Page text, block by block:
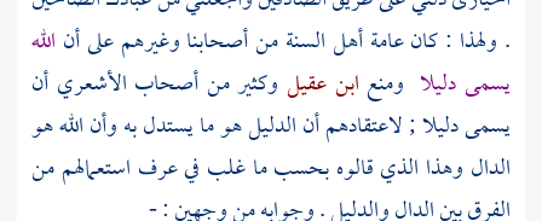
. ولهذا : كان عامة أهل السنة من أصحابنا وغيرهم على أن الله
يسمى دليلا ومنع ابن عقيل وكثير من أصحاب الأشعري أن
يسمى دليلا ; لاعتقادهم أن الدليل هو ما يستدل به وأن الله هو
الدال وهذا الذي قالوه بحسب ما غلب في عرف استعمالهم من
الفرق بين الدال والدليل . وجوابه من وجهين : -